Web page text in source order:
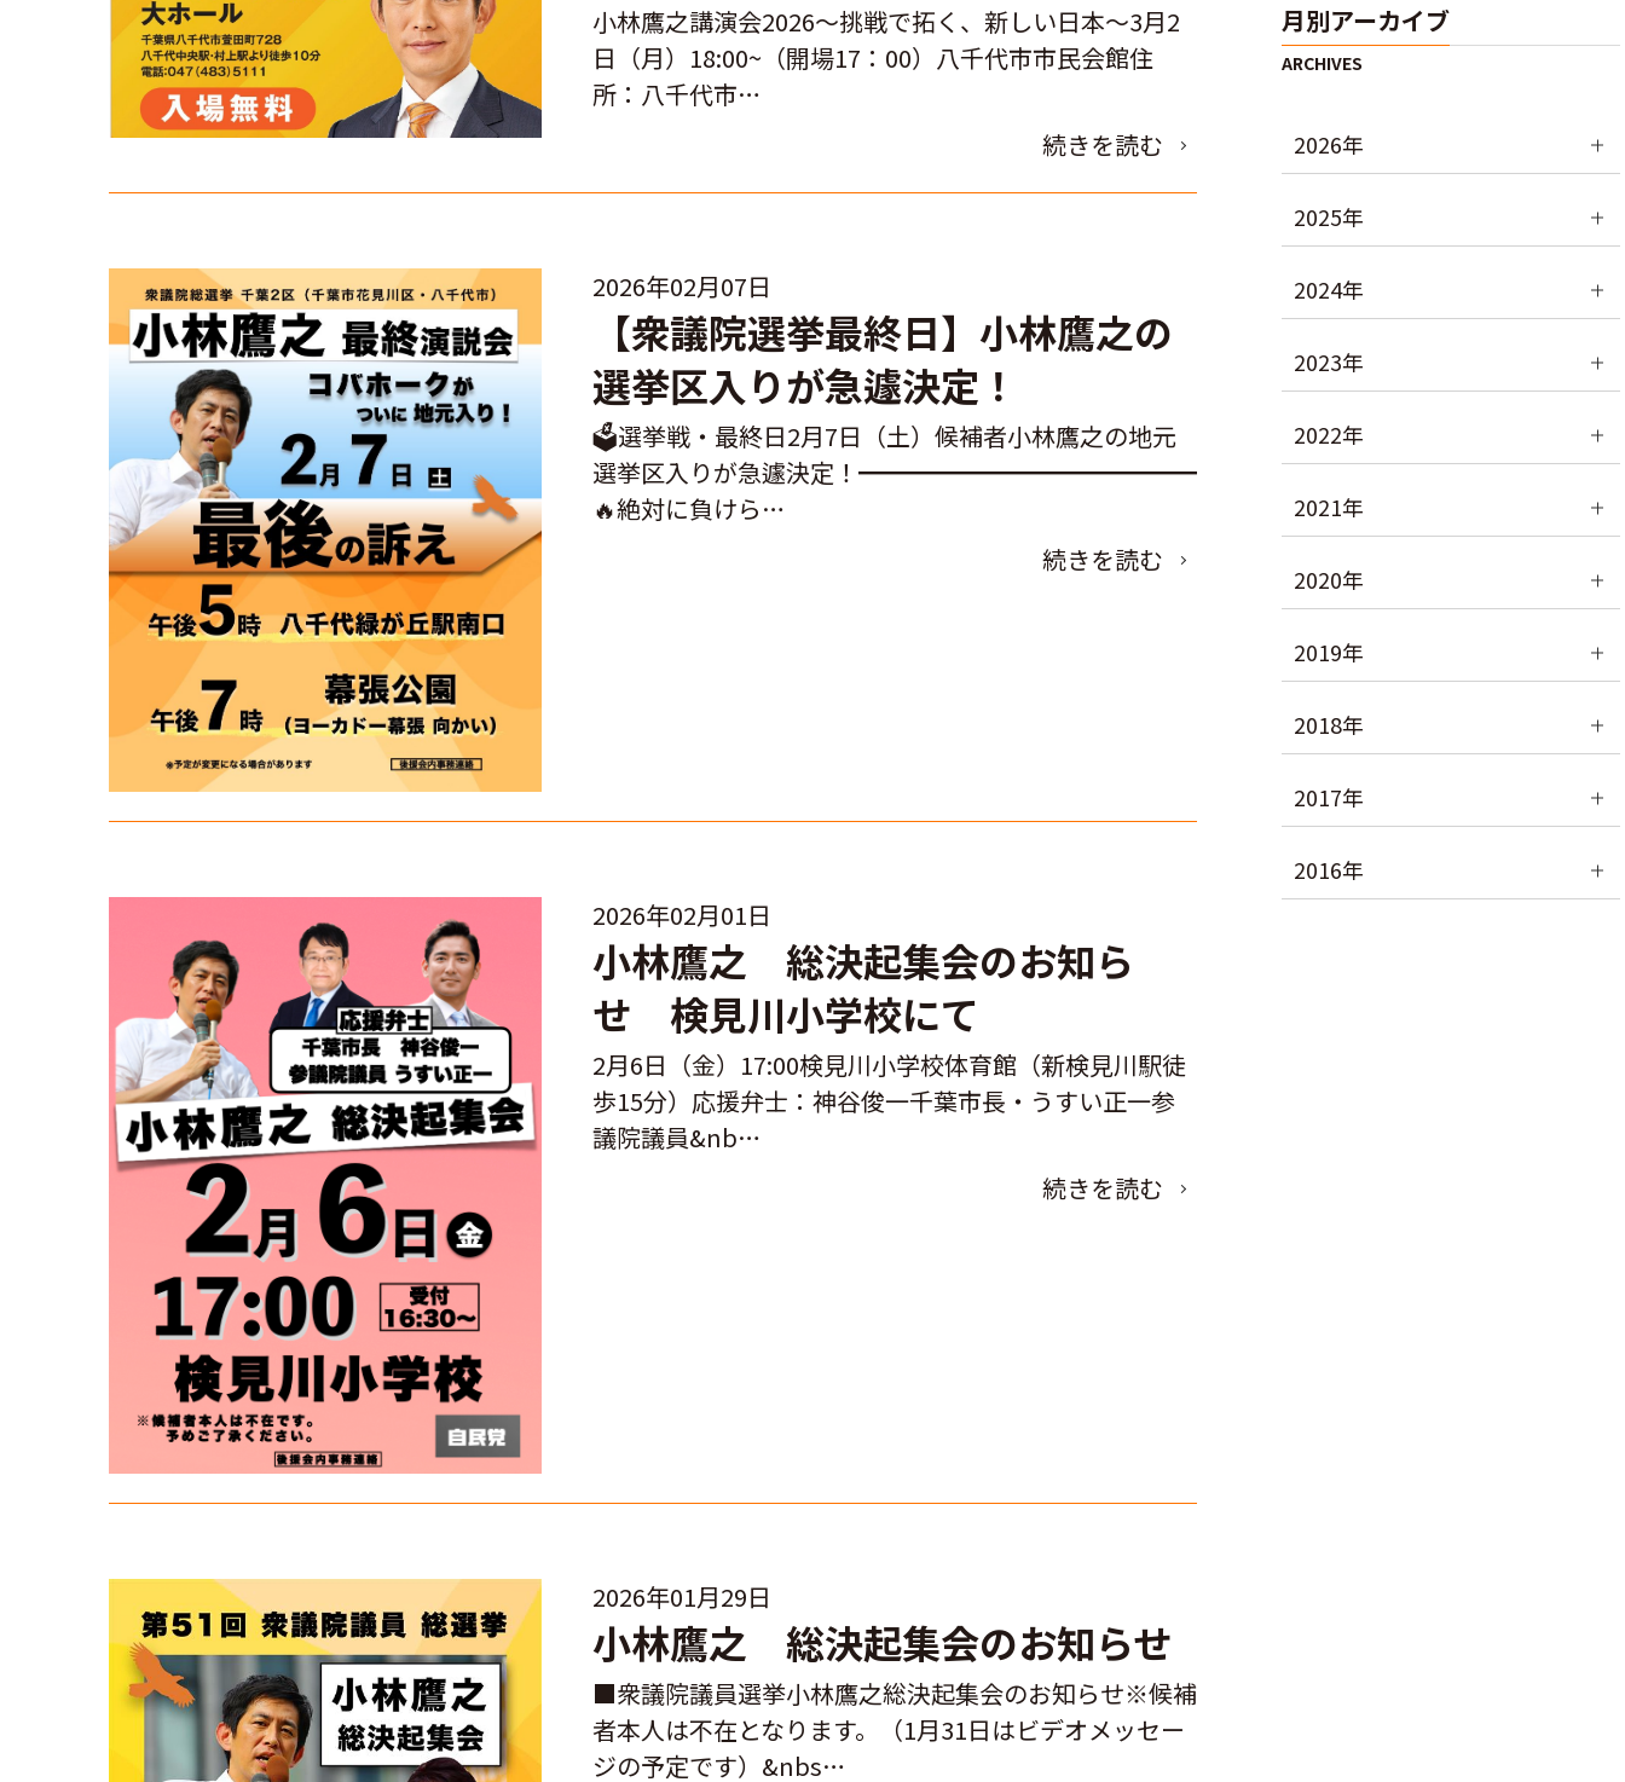
小林鷹之講演会2026～挑戦で拓く、新しい日本～3月2
日（月）18:00~（開場17：00）八千代市市民会館住
所：八千代市…
続きを読む
2026年02月07日
【衆議院選挙最終日】小林鷹之の
選挙区入りが急遽決定！
🗳️選挙戦・最終日2月7日（土）候補者小林鷹之の地元
選挙区入りが急遽決定！━━━━━━━━━━━━━━
🔥絶対に負けら…
続きを読む
2026年02月01日
小林鷹之 総決起集会のお知ら
せ 検見川小学校にて
2月6日（金）17:00検見川小学校体育館（新検見川駅徒
歩15分）応援弁士：神谷俊一千葉市長・うすい正一参
議院議員&nb…
続きを読む
2026年01月29日
小林鷹之 総決起集会のお知らせ
■衆議院議員選挙小林鷹之総決起集会のお知らせ※候補
者本人は不在となります。（1月31日はビデオメッセー
ジの予定です）&nbs…
月別アーカイブ
2026年
2025年
2024年
2023年
2022年
2021年
2020年
2019年
2018年
2017年
2016年